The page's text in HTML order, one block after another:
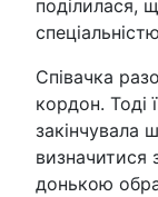
поділилася,
Співачка
кордон. Тоді
закінчувала
визначитися
донькою